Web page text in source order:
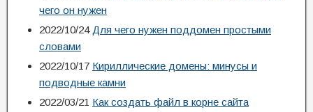
чего он нужен
2022/10/24 Для чего нужен поддомен простыми
словами
2022/10/17 Кириллические домены: минусы и
подводные камни
2022/03/21 Как создать файл в корне сайта